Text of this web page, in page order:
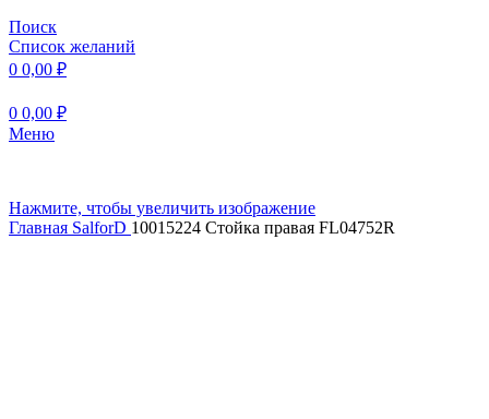
Поиск
Список желаний
0 0,00 ₽
0 0,00 ₽
Меню
Нажмите, чтобы увеличить изображение
Главная SalforD 10015224 Стойка правая FL04752R